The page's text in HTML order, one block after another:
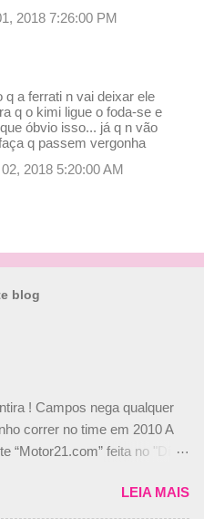
2018 7:26:00 PM
q a ferrati n vai deixar ele
q o kimi ligue o foda-se e
óbvio isso... já q n vão
q passem vergonha
2018 5:20:00 AM
blog
! Campos nega qualquer
correr no time em 2010 A
“Motor21.com” feita no "Día
que Nelson Piquet havia
LEIA MAIS